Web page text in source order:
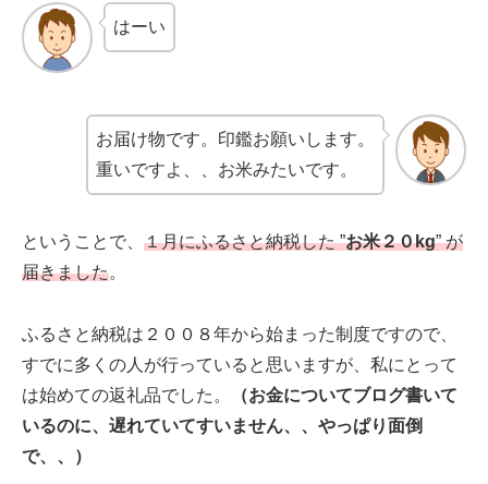
はーい
お届け物です。印鑑お願いします。
重いですよ、、お米みたいです。
ということで、 １月にふるさと納税した ”お米２０kg” が
届きました。
ふるさと納税は２００８年から始まった制度ですので、
すでに多くの人が行っていると思いますが、私にとって
は始めての返礼品でした。
（お金についてブログ書いて
いるのに、遅れていてすいません、、やっぱり面倒
で、、）